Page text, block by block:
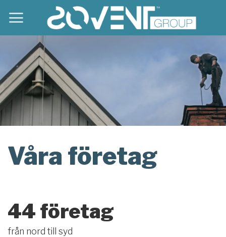
content
Våra företag
44 företag
från nord till syd